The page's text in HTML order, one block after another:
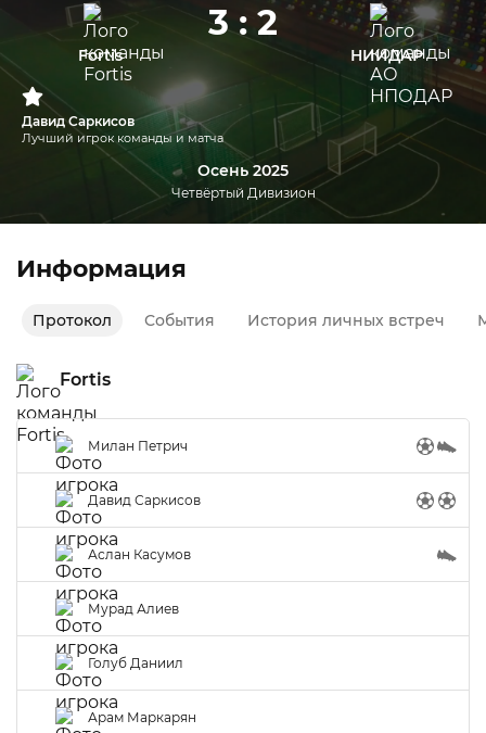
Fortis
3 : 2
НИИДАР
Давид Саркисов
Лучший игрок команды и матча
Осень 2025
Четвёртый Дивизион
Информация
Протокол События История личных встреч
Fortis
Милан Петрич
Давид Саркисов
Аслан Касумов
Мурад Алиев
Голуб Даниил
Арам Маркарян